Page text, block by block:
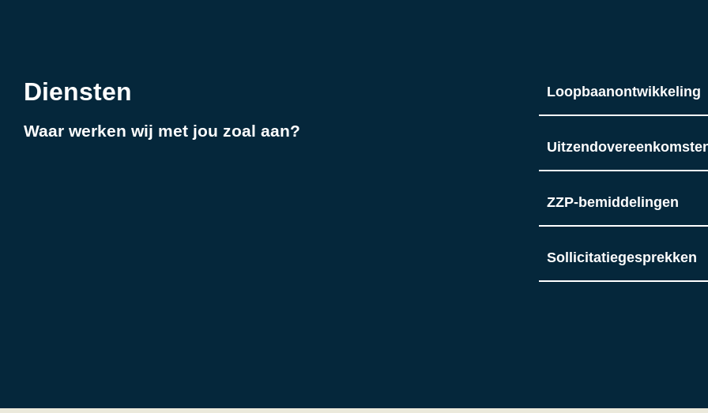
Diensten
Waar werken wij met jou zoal aan?
Loopbaanontwikkeling
ZZP-bemiddelingen
Sollicitatiegesprekken